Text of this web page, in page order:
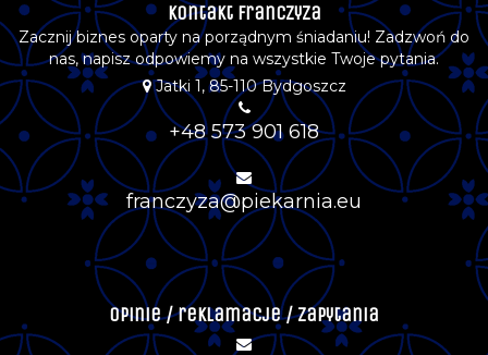
Kontakt Franczyza
Zacznij biznes oparty na porządnym śniadaniu! Zadzwoń do
nas, napisz odpowiemy na wszystkie Twoje pytania.
Jatki 1, 85-110 Bydgoszcz
+48 573 901 618
franczyza@piekarnia.eu
Opinie / reklamacje / zapytania